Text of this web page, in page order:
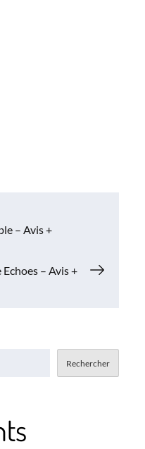
– Avis +
– Avis +
Rechercher